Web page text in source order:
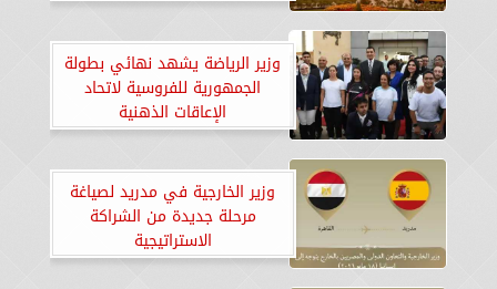
وزير الرياضة يشهد نهائي بطولة
الجمهورية للفروسية لاتحاد
الإعاقات الذهنية
​وزير الخارجية في مدريد لصياغة
مرحلة جديدة من الشراكة
الاستراتيجية